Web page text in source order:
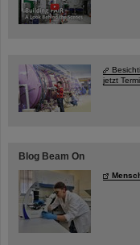
jetzt
Blog Beam On